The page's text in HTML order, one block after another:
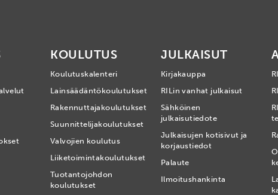
KOULUTUS
Koulutuskalenteri
Lainsäädäntökoulutukset
Rakennuttajakoulutukset
Suunnittelijakoulutukset
Valvojien koulutus
Liiketoimintakoulutukset
Tuotantojohdon
koulutukset
JULKAISUT
Kirjakauppa
RILin vanhat julkaisut
Sähköinen
julkaisutiedote
Julkaisujen kotisivut ja
korjaustiedot
Palaute
Ilmoitushankinta